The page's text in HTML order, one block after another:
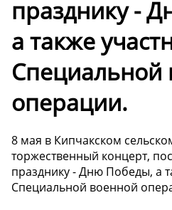
празднику -
а также
Специальной
операции.
8 мая в Кипчакском
торжественный концерт,
празднику - Дню Победы, а
Специальной военной